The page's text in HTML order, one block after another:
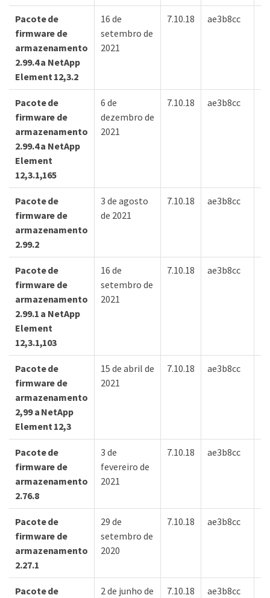
Pacote de
firmware de
armazenamento
2.99.4 a NetApp
Element 12,3.2
16 de
setembro de
2021
7.10.18 ae3b8cc
Pacote de
firmware de
armazenamento
2.99.4 a NetApp
Element
12,3.1,165
6 de
dezembro de
2021
7.10.18 ae3b8cc
Pacote de
firmware de
armazenamento
2.99.2
3 de agosto
de 2021
7.10.18 ae3b8cc
Pacote de
firmware de
armazenamento
2.99.1 a NetApp
Element
12,3.1,103
16 de
setembro de
2021
7.10.18 ae3b8cc
Pacote de
firmware de
armazenamento
2,99 a NetApp
Element 12,3
15 de abril de
2021
7.10.18 ae3b8cc
Pacote de
firmware de
armazenamento
2.76.8
3 de
fevereiro de
2021
7.10.18 ae3b8cc
Pacote de
firmware de
armazenamento
2.27.1
29 de
setembro de
2020
7.10.18 ae3b8cc
Pacote de
2 de junho de
7.10.18 ae3b8cc